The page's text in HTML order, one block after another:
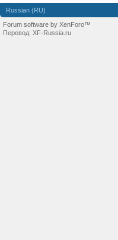
Russian (RU)
Forum software by XenForo™
Перевод: XF-Russia.ru